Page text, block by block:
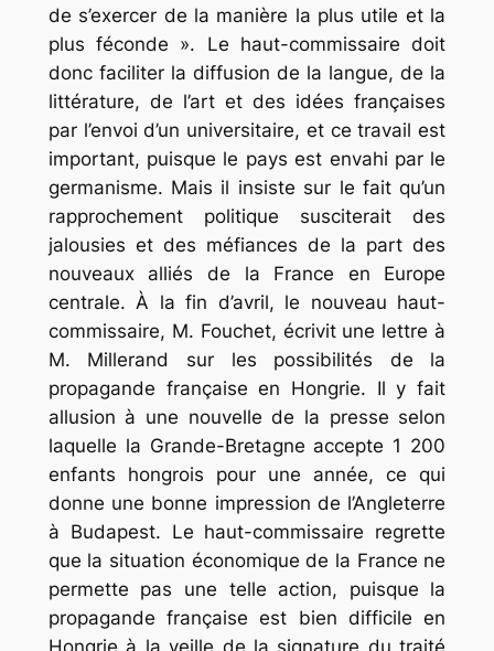
de s’exercer de la manière la plus utile et la
plus féconde ». Le haut-commissaire doit
donc faciliter la diffusion de la langue, de la
littérature, de l’art et des idées françaises
par l’envoi d’un universitaire, et ce travail est
important, puisque le pays est envahi par le
germanisme. Mais il insiste sur le fait qu’un
rapprochement politique susciterait des
jalousies et des méfiances de la part des
nouveaux alliés de la France en Europe
centrale. À la fin d’avril, le nouveau haut-
commissaire, M. Fouchet, écrivit une lettre à
M. Millerand sur les possibilités de la
propagande française en Hongrie. Il y fait
allusion à une nouvelle de la presse selon
laquelle la Grande-Bretagne accepte 1 200
enfants hongrois pour une année, ce qui
donne une bonne impression de l’Angleterre
à Budapest. Le haut-commissaire regrette
que la situation économique de la France ne
permette pas une telle action, puisque la
propagande française est bien difficile en